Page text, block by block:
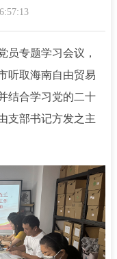
员专题学习会议，
听取海南自由贸易
结合学习党的二十
支部书记方发之主